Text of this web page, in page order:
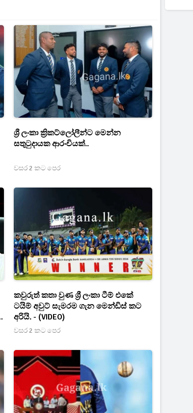
ශ්‍රී ලංකා ක්‍රිකට්ලෝලීන්ට මෙන්න
සතුටුදායක ආරංචියක්..
වසර 2 කට පෙර
කවුරුත් කතා වුණ ශ්‍රී ලංකා ටීම් එකේ
ටයිම් අවුට් සැමරම ගැන මෙන්ඩිස් කට
අරියි. - (VIDEO)
වසර 2 කට පෙර